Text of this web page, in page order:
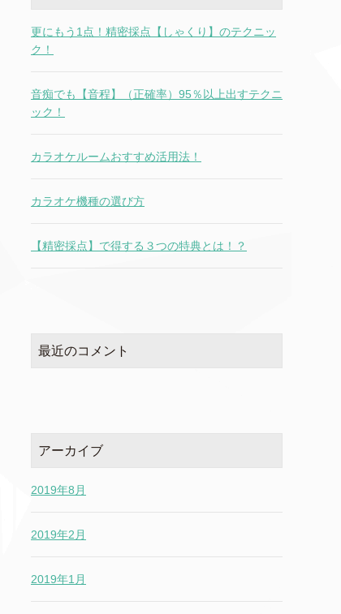
更にもう1点！精密採点【しゃくり】のテクニッ
ク！
音痴でも【音程】（正確率）95％以上出すテクニ
ック！
カラオケルームおすすめ活用法！
カラオケ機種の選び方
【精密採点】で得する３つの特典とは！？
最近のコメント
アーカイブ
2019年8月
2019年2月
2019年1月